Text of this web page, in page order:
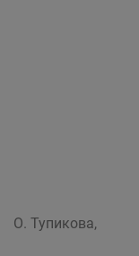
О. Тупикова,